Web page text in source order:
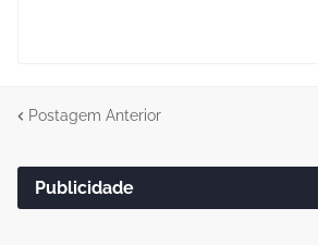
Postagem Anterior
Publicidade